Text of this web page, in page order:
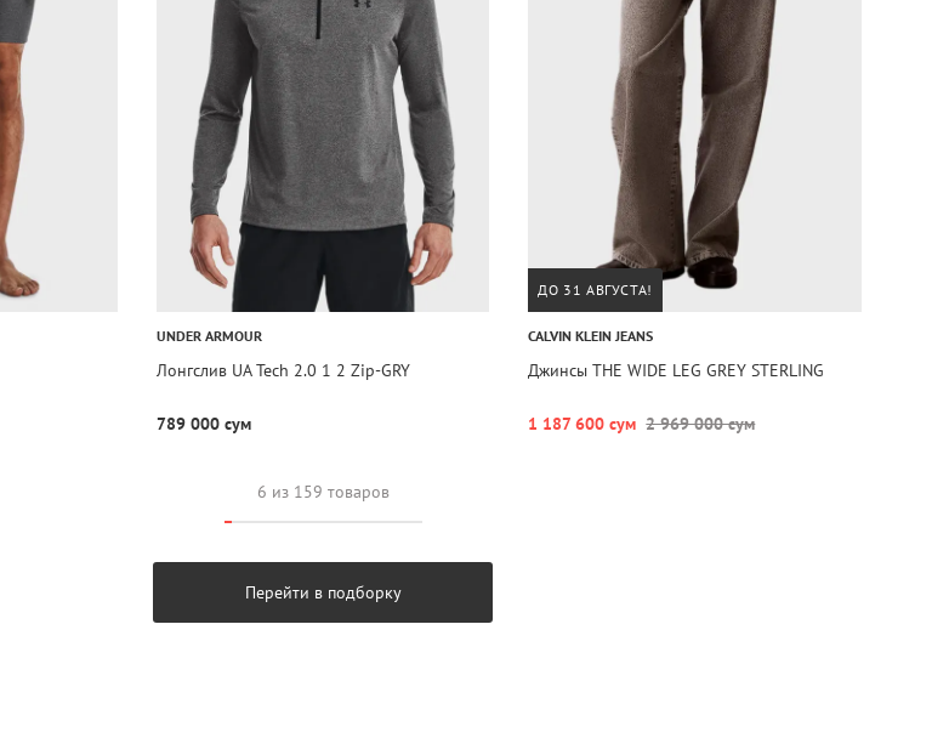
UNDER ARMOUR
Лонгслив UA Tech 2.0 1 2 Zip-GRY
789 000 сум
ДО 31 АВГУСТА!
CALVIN KLEIN JEANS
Джинсы THE WIDE LEG GREY STERLING
1 187 600 сум 2 969 000 сум
6 из 159 товаров
Перейти в подборку